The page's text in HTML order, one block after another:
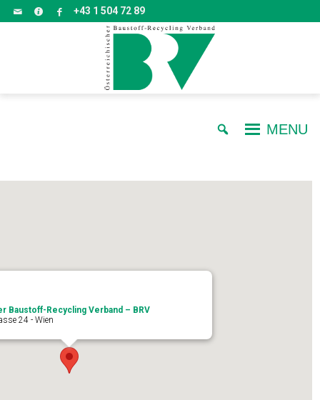
+43 1 504 72 89
MENU
Baustoff-Recycling Verband – BRV
24 - Wien